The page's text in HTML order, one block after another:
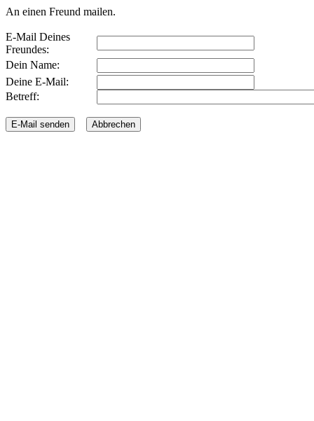
An einen Freund mailen.
E-Mail Deines
Freundes:
Dein Name:
Deine E-Mail:
Betreff: